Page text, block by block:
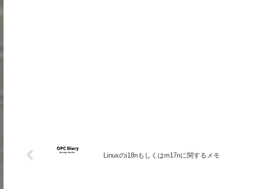
Linuxのi18nもしくはm17nに関するメモ